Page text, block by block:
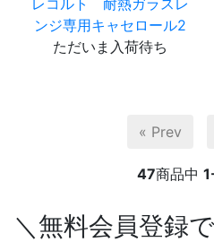
ンジ専用キャセロール2
ただいま入荷待ち
« Prev
47商品中
＼無料会員登録